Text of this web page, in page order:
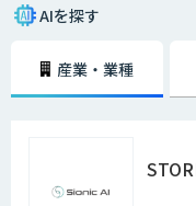
このカテゴリーでは、特に
AIを探す
産業・業種